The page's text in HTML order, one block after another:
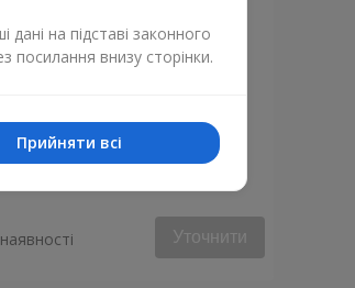
Уточнити
на підставі законного
посилання внизу сторінки.
Прийняти всі